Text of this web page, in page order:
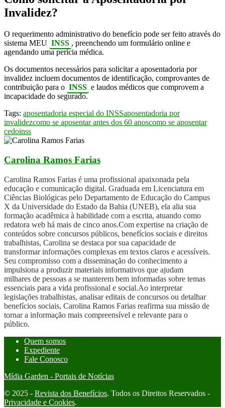
Invalidez?
O requerimento administrativo do benefício pode ser feito através do
sistema MEU INSS , preenchendo um formulário online e
agendando uma perícia médica.
Os documentos necessários para solicitar a aposentadoria por
invalidez incluem documentos de identificação, comprovantes de
contribuição para o INSS e laudos médicos que comprovem a
incapacidade do segurado.
Tags: aposentadoria especial do INSSaposentadoria por
invalidezcomo se aposentar antes dos 60 anoscomo se aposentar
cedoinss
Carolina Ramos Farias
Carolina Ramos Farias é uma profissional apaixonada pela
educação e comunicação digital. Graduada em Licenciatura em
Ciências Biológicas pelo Departamento de Educação do Campus
X da Universidade do Estado da Bahia (UNEB), ela alia sua
formação acadêmica à habilidade com a escrita, atuando como
redatora web há mais de cinco anos.Com expertise na criação de
conteúdos sobre concursos públicos, benefícios sociais e direitos
trabalhistas, Carolina se destaca por sua capacidade de
transformar informações complexas em textos claros e acessíveis.
Seu compromisso com a disseminação do conhecimento a
impulsiona a produzir materiais informativos que ajudam
milhares de pessoas a se manterem bem informadas sobre temas
essenciais para a vida profissional e social.Ao interpretar
legislações trabalhistas, analisar editais de concursos ou detalhar
benefícios sociais, Carolina Ramos Farias reafirma sua missão de
tornar a informação mais compreensível e relevante para o
público.
Quem somos
Expediente
Fale Conosco
Mídia Garden - Portais de Notícias
© 2025 - Revista dos Benefícios. Todos os Direitos Reservados -
Privacidade e Cookies.